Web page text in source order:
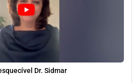
Dr. Sidmar